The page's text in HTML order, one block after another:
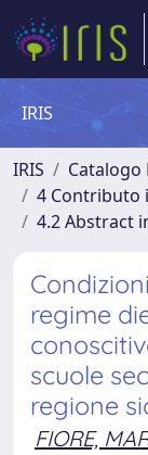
IRIS
IRIS
Catalogo
4 Contributo
4.2 Abstract
regime
scuole
regione
FIORE,